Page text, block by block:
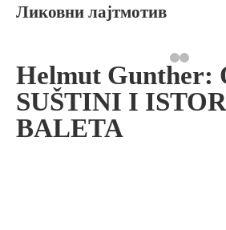
Ликовни лајтмотив
Helmut Gunther:
SUŠTINI I
BALETA